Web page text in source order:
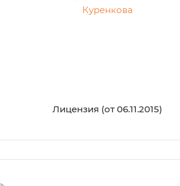
Лицензия (от 06.11.2015)